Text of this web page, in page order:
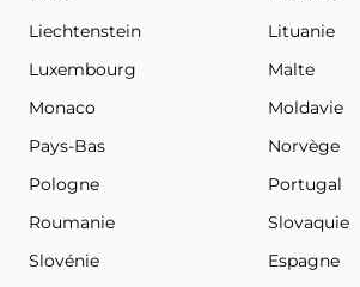
Liechtenstein
Lituanie
Luxembourg
Malte
Monaco
Moldavie
Pays-Bas
Norvège
Pologne
Portugal
Roumanie
Slovaquie
Slovénie
Espagne